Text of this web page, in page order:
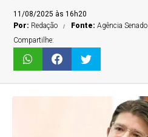
11/08/2025 às 16h20
Por: Redação Fonte:Agência Senado
Compartilhe: